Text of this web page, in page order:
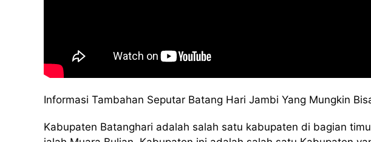
Informasi Tambahan Seputar Batang Hari Jambi Yang Mungkin
Kabupaten Batanghari adalah salah satu kabupaten di bagian